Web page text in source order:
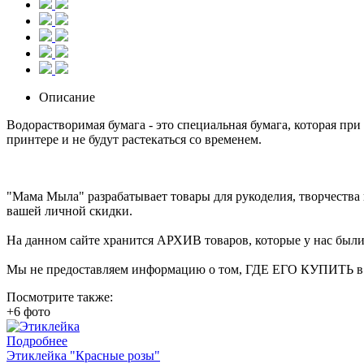
Описание
Водорастворимая бумага - это специальная бумага, которая
принтере и не будут растекаться со временем.
"Мама Мыла" разрабатывает товары для рукоделия,
вашей личной скидки.
На данном сайте хранится АРХИВ товаров, которые у нас
Мы не предоставляем информацию о том, ГДЕ ЕГО КУПИТЬ в
Посмотрите также:
+6 фото
Подробнее
Этиклейка "Красные розы"